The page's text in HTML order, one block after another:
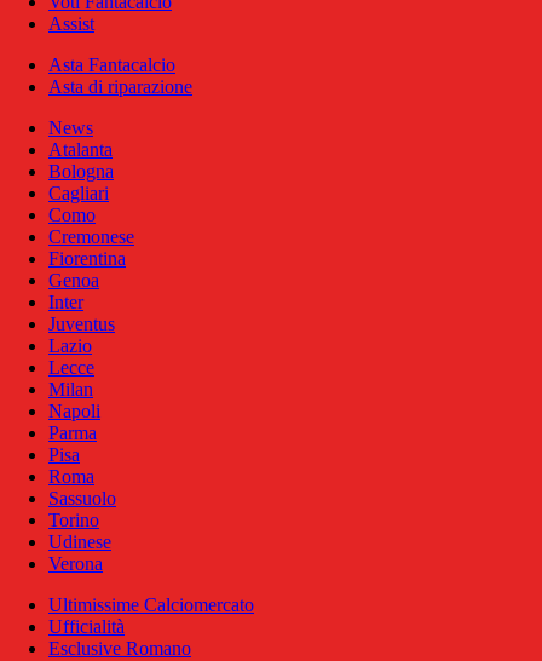
Assist
Asta Fantacalcio
Asta di riparazione
News
Atalanta
Bologna
Cagliari
Como
Cremonese
Fiorentina
Genoa
Inter
Juventus
Lazio
Lecce
Milan
Napoli
Parma
Pisa
Roma
Sassuolo
Torino
Udinese
Verona
Ultimissime Calciomercato
Ufficialità
Esclusive Romano